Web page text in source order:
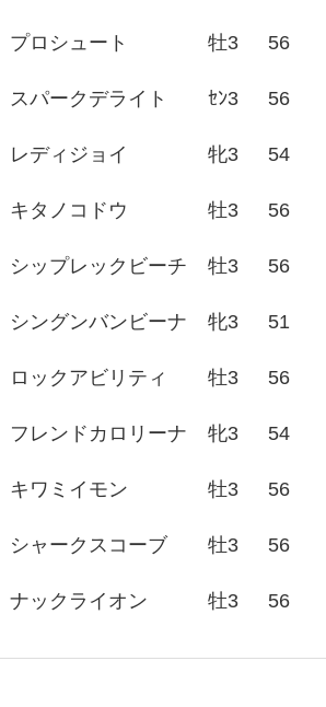
プロシュート 牡3 56
スパークデライト ｾﾝ3 56
レディジョイ 牝3 54
キタノコドウ 牡3 56
シップレックビーチ 牡3 56
シングンバンビーナ 牝3 51
ロックアビリティ 牡3 56
フレンドカロリーナ 牝3 54
キワミイモン 牡3 56
シャークスコーブ 牡3 56
ナックライオン 牡3 56